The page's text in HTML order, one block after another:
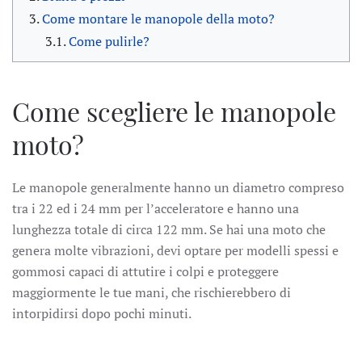
Come montare le manopole della moto?
Come pulirle?
Come scegliere le manopole
moto?
Le manopole generalmente hanno un diametro compreso
tra i 22 ed i 24 mm per l’acceleratore e hanno una
lunghezza totale di circa 122 mm. Se hai una moto che
genera molte vibrazioni, devi optare per modelli spessi e
gommosi capaci di attutire i colpi e proteggere
maggiormente le tue mani, che rischierebbero di
intorpidirsi dopo pochi minuti.